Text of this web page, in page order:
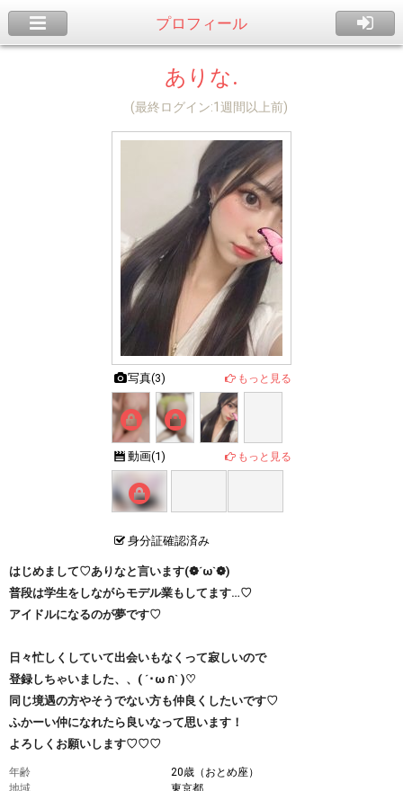
プロフィール
ありな.
(最終ログイン:1週間以上前)
もっと見る
写真(3)
お風
呂で
全見
え
くい
込み
ます…
もっと見る
動画(1)
てちゃっ
えちな音
きこえち
身分証確認済み
はじめまして♡ありなと言います(❁´ω`❁)
普段は学生をしながらモデル業もしてます…♡
アイドルになるのが夢です♡
日々忙しくしていて出会いもなくって寂しいので
登録しちゃいました、、( ´･ω ก` )♡
同じ境遇の方やそうでない方も仲良くしたいです♡
ふかーい仲になれたら良いなって思います！
よろしくお願いします♡♡♡
年齢
20歳（おとめ座）
地域
東京都